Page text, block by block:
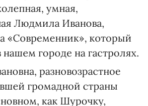
умная,
Людмила Иванова,
«Современник», который
городе на гастролях.
разновозрастное
громадной страны
как Шурочку,